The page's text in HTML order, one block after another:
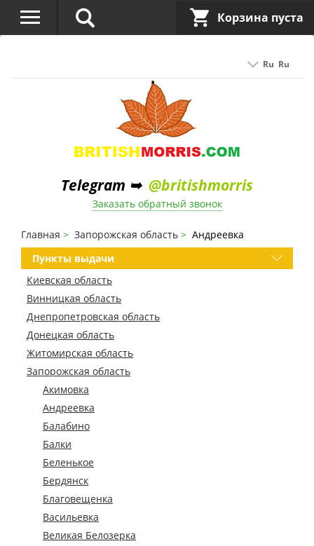
Ru Ru
Telegram ➥ @britishmorris
Заказать обратный звонок
Корзина пуста
Главная Запорожская область
Андреевка
Пункты выдачи
Киевская область
Винницкая область
Днепропетровская область
Донецкая область
Житомирская область
Запорожская область
Акимовка
Андреевка
Балабино
Балки
Беленькое
Бердянск
Благовещенка
Васильевка
Великая Белозерка